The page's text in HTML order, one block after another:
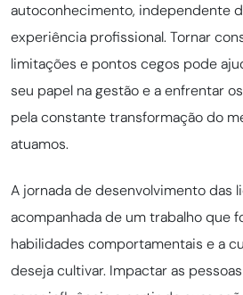
autoconhecimento, independente
experiência profissional. Tornar
limitações e pontos cegos pode
seu papel na gestão e a enfrentar
pela constante transformação do
atuamos.
A jornada de desenvolvimento das
acompanhada de um trabalho que
habilidades comportamentais e a
deseja cultivar. Impactar as